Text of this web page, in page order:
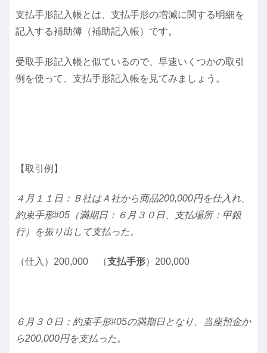
支払手形記入帳とは、支払手形の増減に関する明細を
記入する補助簿（補助記入帳）です。
受取手形記入帳と似ているので、早速いくつかの取引
例を使って、支払手形記入帳を見てみましょう。
【取引例】
４月１１日：Ｂ社はＡ社から商品200,000円を仕入れ、
約束手形#05（満期日：６月３０日、支払場所：甲銀
行）を振り出して支払った。
（仕入）200,000 （支払手形）200,000
６月３０日：約束手形#05の満期日となり、当座預金か
ら200,000円を支払った。